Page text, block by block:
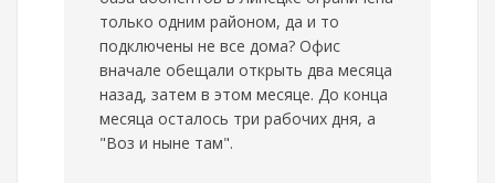
только одним районом, да и то
подключены не все дома? Офис
вначале обещали открыть два месяца
назад, затем в этом месяце. До конца
месяца осталось три рабочих дня, а
"Воз и ныне там".